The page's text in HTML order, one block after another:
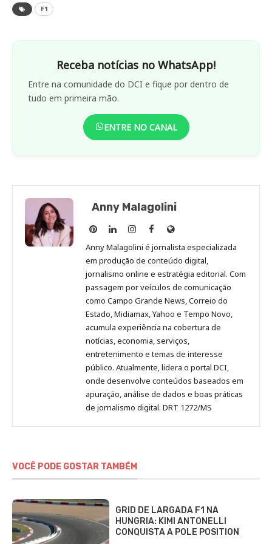
F1
Receba notícias no WhatsApp!
Entre na comunidade do DCI e fique por dentro de
tudo em primeira mão.
ENTRE NO CANAL
Anny Malagolini
Anny
Malagolini
no
Pinterest
Anny
Malagolini
no
LinkedIn
Anny
Malagolini
no
Instagram
Anny
Malagolini
no
Facebook
Site
de
Anny
Malagolini
Anny Malagolini é jornalista especializada
em produção de conteúdo digital,
jornalismo online e estratégia editorial. Com
passagem por veículos de comunicação
como Campo Grande News, Correio do
Estado, Midiamax, Yahoo e Tempo Novo,
acumula experiência na cobertura de
notícias, economia, serviços,
entretenimento e temas de interesse
público. Atualmente, lidera o portal DCI,
onde desenvolve conteúdos baseados em
apuração, análise de dados e boas práticas
de jornalismo digital. DRT 1272/MS
VOCÊ PODE GOSTAR TAMBÉM
GRID DE LARGADA F1 NA
HUNGRIA: KIMI ANTONELLI
CONQUISTA A POLE POSITION